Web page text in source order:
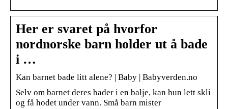
Her er svaret på hvorfor
nordnorske barn holder ut å bade
i …
Kan barnet bade litt alene? | Baby | Babyverden.no
Selv om barnet deres bader i en balje, kan hun lett skli
og få hodet under vann. Små barn mister